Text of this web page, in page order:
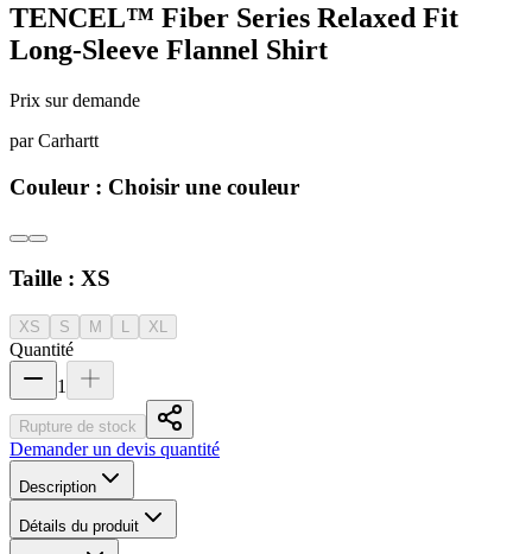
TENCEL™ Fiber Series Relaxed Fit
Long-Sleeve Flannel Shirt
Prix sur demande
par Carhartt
Couleur : Choisir une couleur
Taille : XS
XS S M L XL
Quantité
1
Rupture de stock
Demander un devis quantité
Description
Détails du produit